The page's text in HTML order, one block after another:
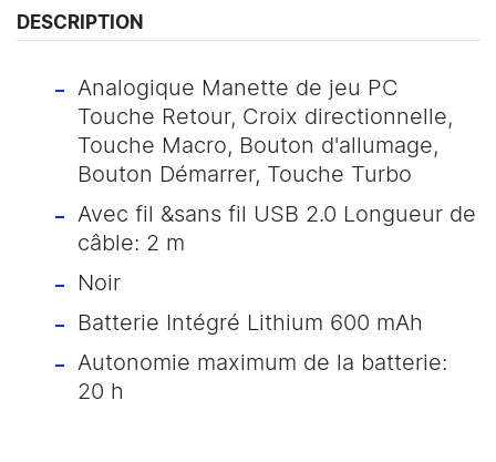
DESCRIPTION
Analogique Manette de jeu PC
Touche Retour, Croix directionnelle,
Touche Macro, Bouton d'allumage,
Bouton Démarrer, Touche Turbo
Avec fil &sans fil USB 2.0 Longueur de
câble: 2 m
Noir
Batterie Intégré Lithium 600 mAh
Autonomie maximum de la batterie:
20 h